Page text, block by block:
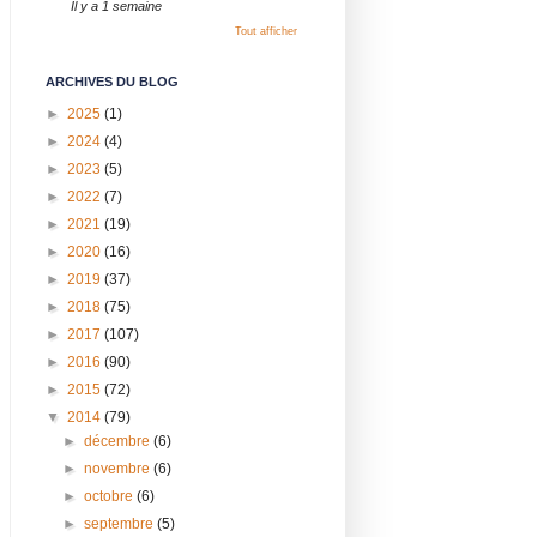
Il y a 1 semaine
Tout afficher
ARCHIVES DU BLOG
► 2025 (1)
► 2024 (4)
► 2023 (5)
► 2022 (7)
► 2021 (19)
► 2020 (16)
► 2019 (37)
► 2018 (75)
► 2017 (107)
► 2016 (90)
► 2015 (72)
▼ 2014 (79)
►décembre(6)
►novembre(6)
►octobre(6)
►septembre(5)